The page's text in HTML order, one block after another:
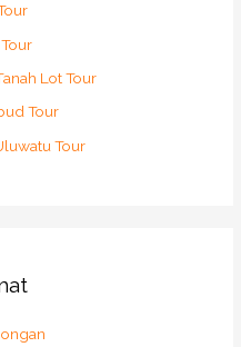
Lot Tour
Tour
Tour